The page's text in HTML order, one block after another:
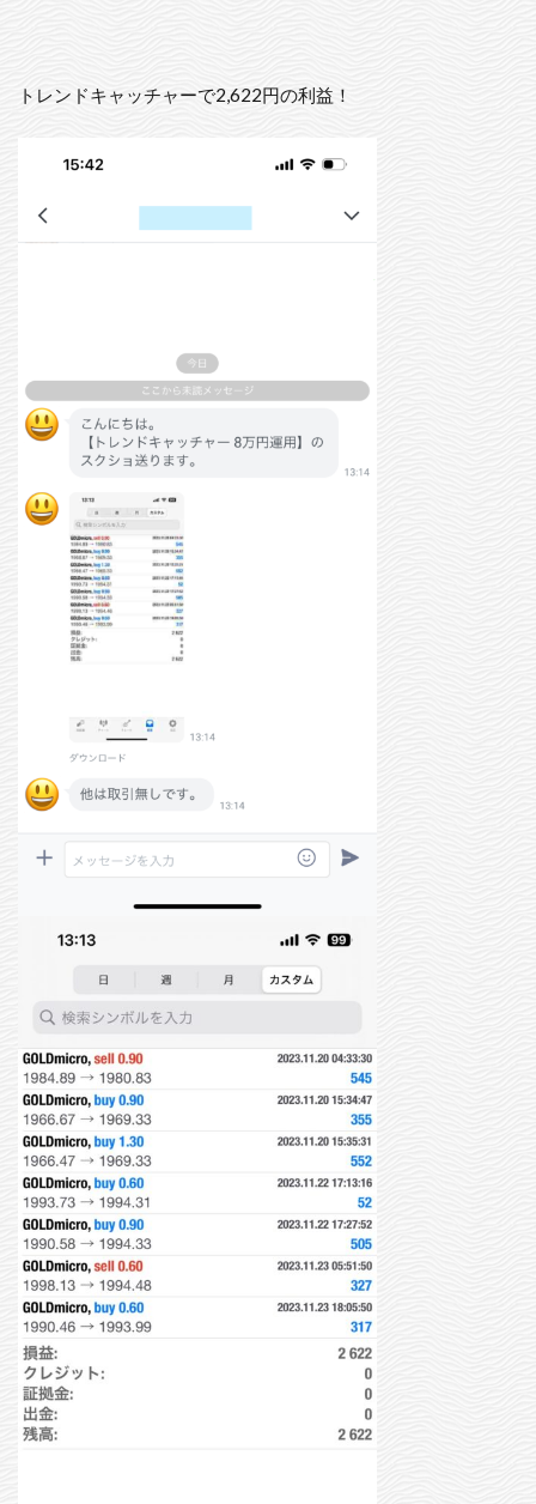
トレンドキャッチャーで2,622円の利益！